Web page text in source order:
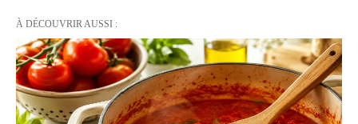
À DÉCOUVRIR AUSSI :